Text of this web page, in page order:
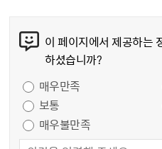
이 페이지에서 제공하는
하셨습니까?
매우만족
보통
매우불만족